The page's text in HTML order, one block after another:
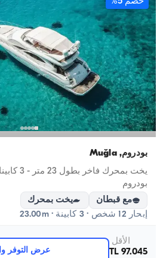
بودروم, Muğla
بودروم
مع قبطان
يخت بمحرك
إبحار 12 شخص · 3 كابينة · 23.00m
الأقل
97.045 TL
عرض التوفر